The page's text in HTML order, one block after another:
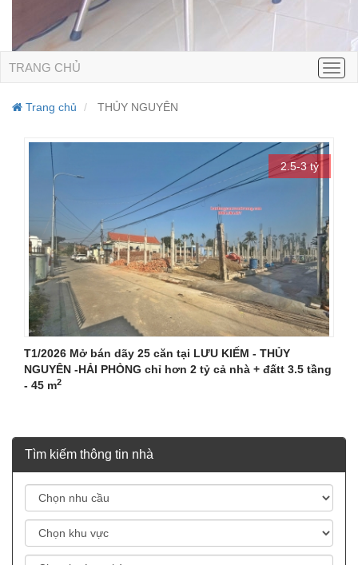
TRANG CHỦ
Trang chủ THỦY NGUYÊN
2.5-3 tỷ
T1/2026 Mở bán dãy 25 căn tại LƯU KIẾM - THỦY
NGUYÊN -HẢI PHÒNG chỉ hơn 2 tỷ cả nhà + đấtt 3.5 tầng
- 45 m2
Tìm kiếm thông tin nhà